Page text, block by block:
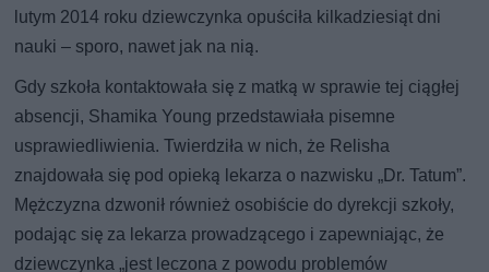
lutym 2014 roku dziewczynka opuściła kilkadziesiąt dni
nauki – sporo, nawet jak na nią.
Gdy szkoła kontaktowała się z matką w sprawie tej ciągłej
absencji, Shamika Young przedstawiała pisemne
usprawiedliwienia. Twierdziła w nich, że Relisha
znajdowała się pod opieką lekarza o nazwisku „Dr. Tatum”.
Mężczyzna dzwonił również osobiście do dyrekcji szkoły,
podając się za lekarza prowadzącego i zapewniając, że
dziewczynka „jest leczona z powodu problemów